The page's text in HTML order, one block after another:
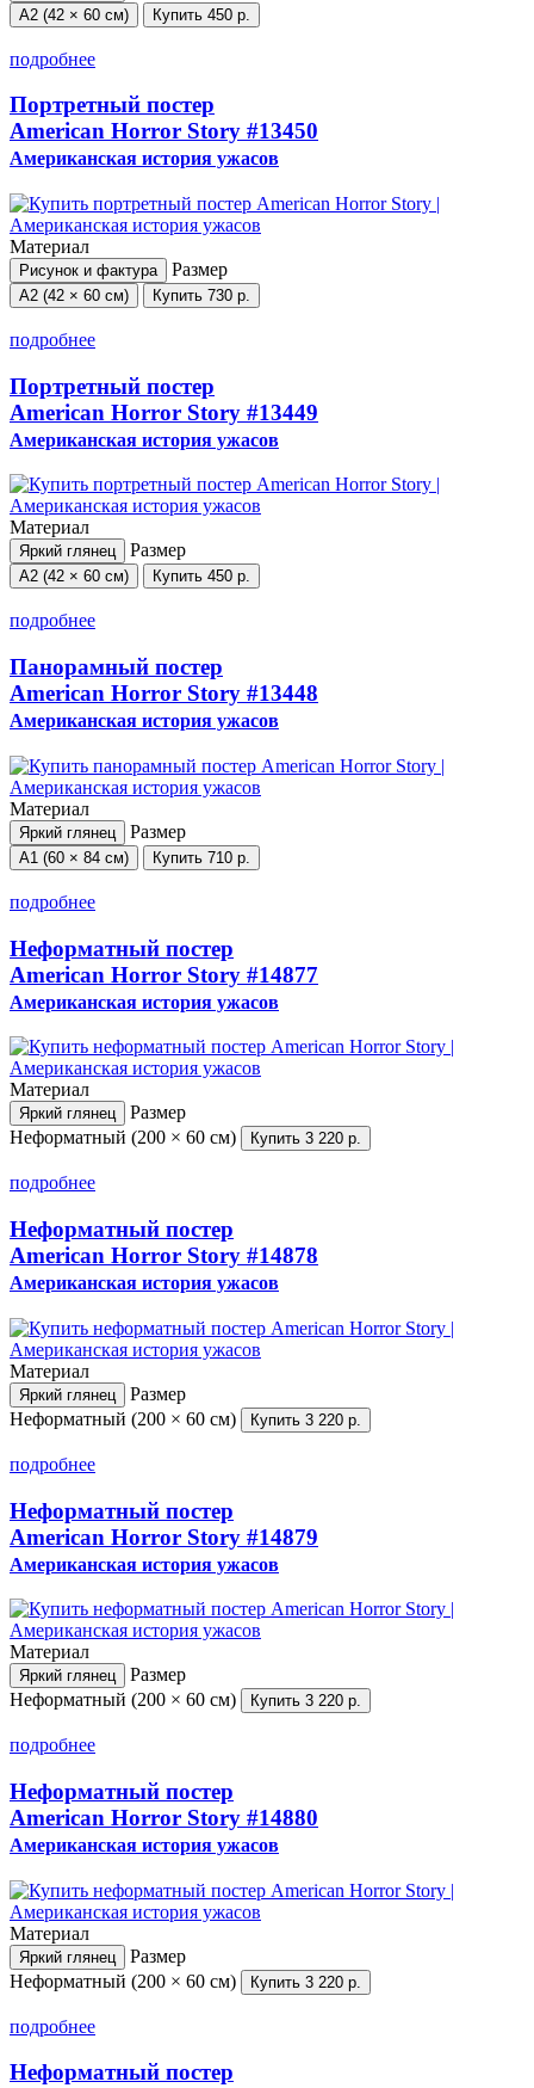
А2 (42 × 60 см) Купить 450 р.
подробнее
Портретный постер
American Horror Story #13450
Американская история ужасов
Материал
Рисунок и фактура Размер
А2 (42 × 60 см) Купить 730 р.
подробнее
Портретный постер
American Horror Story #13449
Американская история ужасов
Материал
Яркий глянец Размер
А2 (42 × 60 см) Купить 450 р.
подробнее
Панорамный постер
American Horror Story #13448
Американская история ужасов
Материал
Яркий глянец Размер
А1 (60 × 84 см) Купить 710 р.
подробнее
Неформатный постер
American Horror Story #14877
Американская история ужасов
Материал
Яркий глянец
Размер
Неформатный (200 × 60 см)
Купить 3 220 р.
подробнее
Неформатный постер
American Horror Story #14878
Американская история ужасов
Материал
Яркий глянец
Размер
Неформатный (200 × 60 см)
Купить 3 220 р.
подробнее
Неформатный постер
American Horror Story #14879
Американская история ужасов
Материал
Яркий глянец
Размер
Неформатный (200 × 60 см)
Купить 3 220 р.
подробнее
Неформатный постер
American Horror Story #14880
Американская история ужасов
Материал
Яркий глянец
Размер
Неформатный (200 × 60 см)
Купить 3 220 р.
подробнее
Неформатный постер